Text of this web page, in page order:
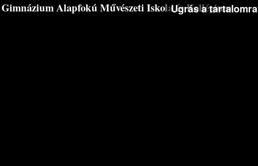
Ugrás a tartalomra
Alapfokú Művészeti Iskola és Kollégium